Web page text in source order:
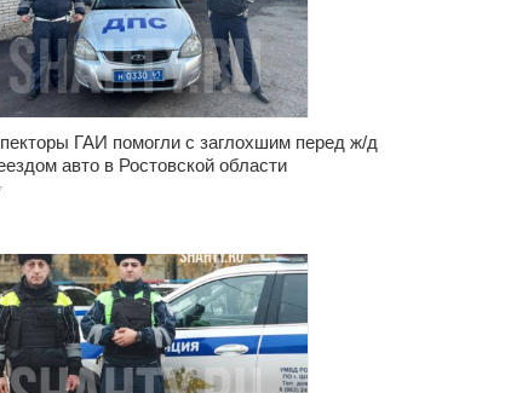
ГАИ помогли с заглохшим перед ж/д
авто в Ростовской области